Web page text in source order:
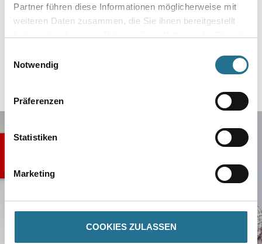
Partner führen diese Informationen möglicherweise mit
weiteren Daten zusammen, die Sie ihnen bereitgestellt
Notwendig
Präferenzen
Statistiken
Marketing
COOKIES ZULASSEN